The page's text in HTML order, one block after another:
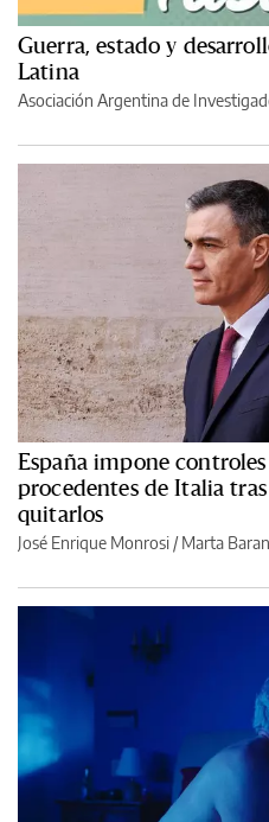
Guerra, estado y
Latina
Asociación Argentina de
España impone
procedentes de Italia
quitarlos
José Enrique Monrosi / Marta